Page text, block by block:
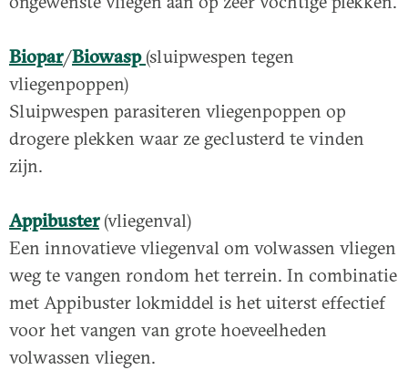
Biopar/Biowasp (sluipwespen tegen
vliegenpoppen)
Sluipwespen parasiteren vliegenpoppen op
drogere plekken waar ze geclusterd te vinden
zijn.
Appibuster(vliegenval)
Een innovatieve vliegenval om volwassen vliegen
weg te vangen rondom het terrein. In combinatie
met Appibuster lokmiddel is het uiterst effectief
voor het vangen van grote hoeveelheden
volwassen vliegen.